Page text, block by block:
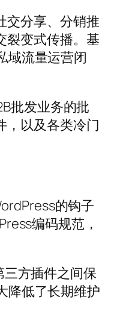
交分享、分销推
裂变式传播。基
域流量运营闭
批发业务的批
，以及各类冷门
的钩子
编码规范，
方插件之间保
降低了长期维护